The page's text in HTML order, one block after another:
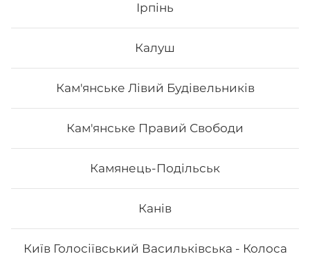
Ірпінь
Калуш
Кам'янське Лівий Будівельників
Кам'янське Правий Свободи
Камянець-Подільськ
Канів
Київ Голосіївський Васильківська - Колоса
унагі соус або шрірача (гострий соус), сир
філадельфія, ікра тобіко